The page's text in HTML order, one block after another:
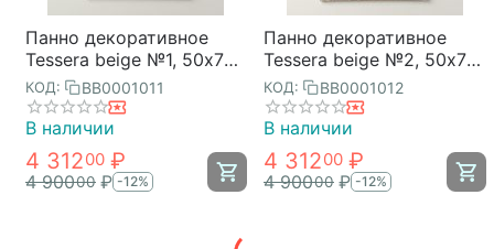
Панно декоративное
Tessera beige №1, 50х70
см, Bergenson Bjorn
КОД: BB0001011
В наличии
4 31200 ₽
4 90000 ₽ -12%
Панно декоративное
Tessera beige №2, 50х70
см, Bergenson Bjorn
КОД: BB0001012
В наличии
4 31200 ₽
4 90000 ₽ -12%